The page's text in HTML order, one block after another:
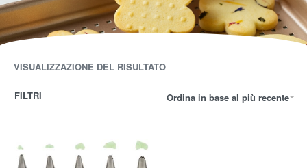
VISUALIZZAZIONE DEL RISULTATO
Ordina in base al più recente
FILTRI